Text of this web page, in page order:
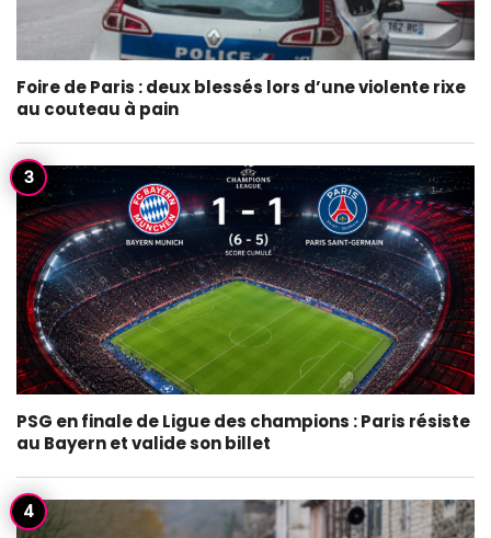
Foire de Paris : deux blessés lors d’une violente rixe
au couteau à pain
PSG en finale de Ligue des champions : Paris résiste
au Bayern et valide son billet